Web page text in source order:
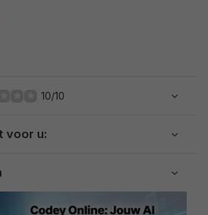
10/10
voor u: